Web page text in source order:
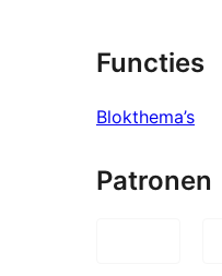
Functies
Blokthema’s
Patronen